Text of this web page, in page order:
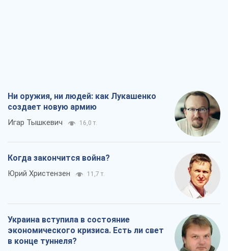
Ни оружия, ни людей: как Лукашенко
создает новую армию
Игар Тышкевич 16,0 т.
Когда закончится война?
Юрий Христензен 11,7 т.
Украина вступила в состояние
экономического кризиса. Есть ли свет
в конце туннеля?